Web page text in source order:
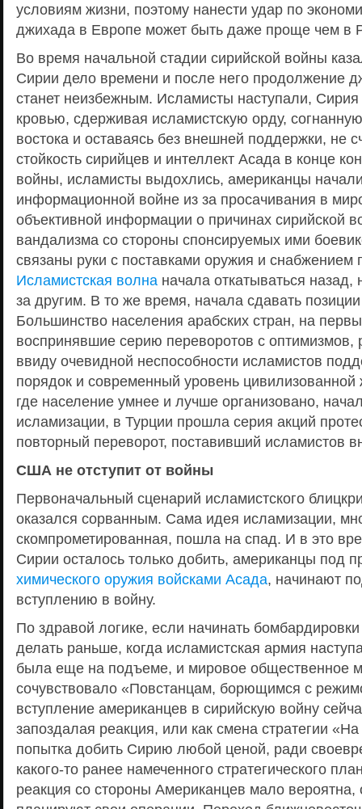
условиям жизни, поэтому нанести удар по
джихада в Европе может быть даже проще чем в
Во время начальной стадии сирийской войны
Сирии дело времени и после него продолжение
станет неизбежным. Исламисты наступали,
кровью, сдерживая исламистскую орду,
востока и оставаясь без внешней поддержки, не
стойкость сирийцев и интеллект Асада в конце
войны, исламисты выдохлись, американцы
информационной войне из за просачивания в
объективной информации о причинах сирийской
вандализма со стороны спонсируемых ими
связаны руки с поставками оружия и снабжением
Исламистская волна начала откатываться
за другим. В то же время, начала сдавать
Большинство населения арабских стран, на
воспринявшие серию переворотов с оптимизмов,
ввиду очевидной неспособности исламистов
порядок и современный уровень цивилизованной
где население умнее и лучше организовано,
исламизации, в Турции прошла серия акций
повторный переворот, поставивший исламистов
США не отступит от войны
Первоначальный сценарий исламистского
оказался сорванным. Сама идея исламизации,
скомпрометированная, пошла на спад. И в это
Сирии осталось только добить, американцы под
химического оружия войсками Асада, начинают
вступлению в войну.
По здравой логике, если начинать
делать раньше, когда исламистская армия
была еще на подъеме, и мировое общественное
сочувствовало «Повстанцам, борющимся с
вступление американцев в сирийскую войну
запоздалая реакция, или как смена стратегии
попытка добить Сирию любой ценой, ради
какого-то ранее намеченного стратегического
реакция со стороны Американцев мало